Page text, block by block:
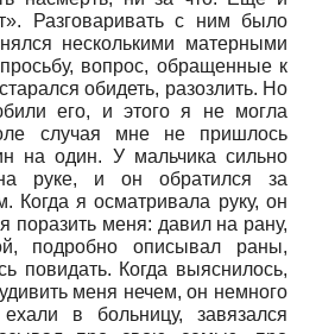
Разговаривать с ним было
несколькими матерными
вопрос, обращенные к
обидеть, разозлить. Но
его, и этого я не могла
случая мне не пришлось
на один. У мальчика сильно
руке, и он обратился за
Когда я осматривала руку, он
поразить меня: давил на рану,
подробно описывал раны,
повидать. Когда выяснилось,
меня нечем, он немного
в больницу, завязался